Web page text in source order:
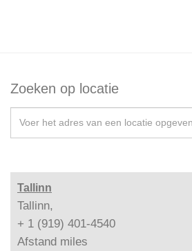
Zoeken op locatie
Tallinn
Tallinn,
+ 1 (919) 401-4540
Afstand miles